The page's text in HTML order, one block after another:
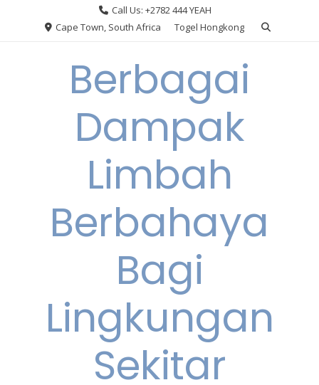
Call Us: +2782 444 YEAH
Cape Town, South Africa
Togel Hongkong
Berbagai
Dampak
Limbah
Berbahaya
Bagi
Lingkungan
Sekitar